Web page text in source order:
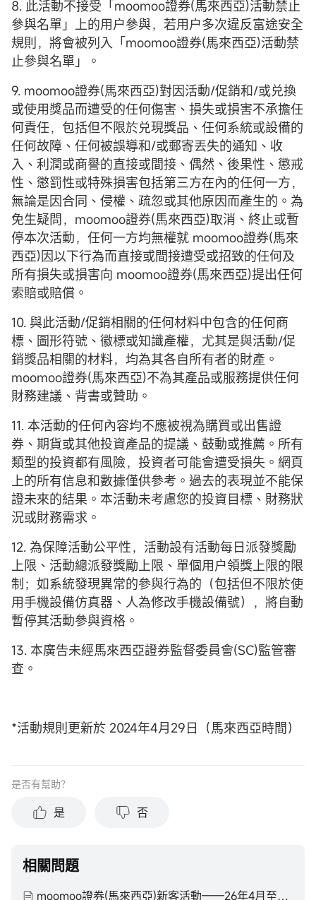
8. 此活動不接受「moomoo證券(馬來西亞)活動禁止
參與名單」上的用户參與，若用户多次違反富途安全
規則，將會被列入「moomoo證券(馬來西亞)活動禁
止參與名單」。
9. moomoo證券(馬來西亞)對因活動/促銷和/或兑換
或使用獎品而遭受的任何傷害、損失或損害不承擔任
何責任，包括但不限於兑現獎品、任何系統或設備的
任何故障、任何被誤導和/或郵寄丟失的通知、收
入、利潤或商譽的直接或間接、偶然、後果性、懲戒
性、懲罰性或特殊損害包括第三方在內的任何一方，
無論是因合同、侵權、疏忽或其他原因而產生的。為
免生疑問，moomoo證券(馬來西亞)取消、終止或暫
停本次活動，任何一方均無權就 moomoo證券(馬來
西亞)因以下行為而直接或間接遭受或招致的任何及
所有損失或損害向 moomoo證券(馬來西亞)提出任何
索賠或賠償。
10. 與此活動/促銷相關的任何材料中包含的任何商
標、圖形符號、徽標或知識產權，尤其是與活動/促
銷獎品相關的材料，均為其各自所有者的財產。
moomoo證券(馬來西亞)不為其產品或服務提供任何
財務建議、背書或贊助。
11. 本活動的任何內容均不應被視為購買或出售證
券、期貨或其他投資產品的提議、鼓動或推薦。所有
類型的投資都有風險，投資者可能會遭受損失。網頁
上的所有信息和數據僅供參考。過去的表現並不能保
證未來的結果。本活動未考慮您的投資目標、財務狀
況或財務需求。
12. 為保障活動公平性，活動設有活動每日派發獎勵
上限、活動總派發獎勵上限、單個用户領獎上限的限
制；如系統發現異常的參與行為的（包括但不限於使
用手機設備仿真器、人為修改手機設備號），將自動
暫停其活動參與資格。
13. 本廣告未經馬來西亞證券監督委員會(SC)監管審
查。
*活動規則更新於 2024年4月29日（馬來西亞時間）
是否有幫助？
是 否
相關問題
moomoo證券(馬來西亞)新客活動——26年4月至26年6月